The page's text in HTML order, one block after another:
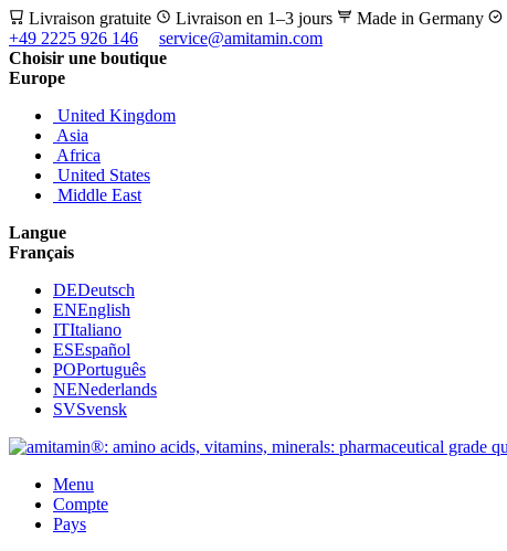
Livraison gratuite Livraison en 1–3 jours Made in Germany
+49 2225 926 146
service@amitamin.com
Choisir une boutique
Europe
United Kingdom
Asia
Africa
United States
Middle East
Langue
Français
DEDeutsch
ENEnglish
ITItaliano
ESEspañol
POPortuguês
NENederlands
SVSvensk
Menu
Compte
Pays